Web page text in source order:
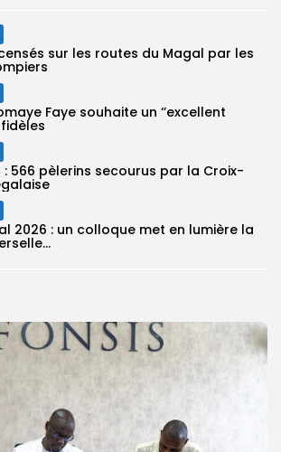
sur les routes du Magal par les
Faye souhaite un ‘’excellent
fidèles
: 566 pèlerins secourus par la Croix-
2026 : un colloque met en lumière la